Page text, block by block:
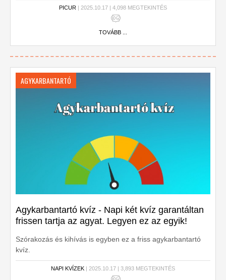
PICUR | 2025.10.17 | 4,098 MEGTEKINTÉS
TOVÁBB ...
AGYKARBANTARTÓ
Agykarbantartó kvíz - Napi két kvíz garantáltan
frissen tartja az agyat. Legyen ez az egyik!
Szórakozás és kihívás is egyben ez a friss agykarbantartó
kvíz.
NAPI KVÍZEK | 2025.10.17 | 3,893 MEGTEKINTÉS